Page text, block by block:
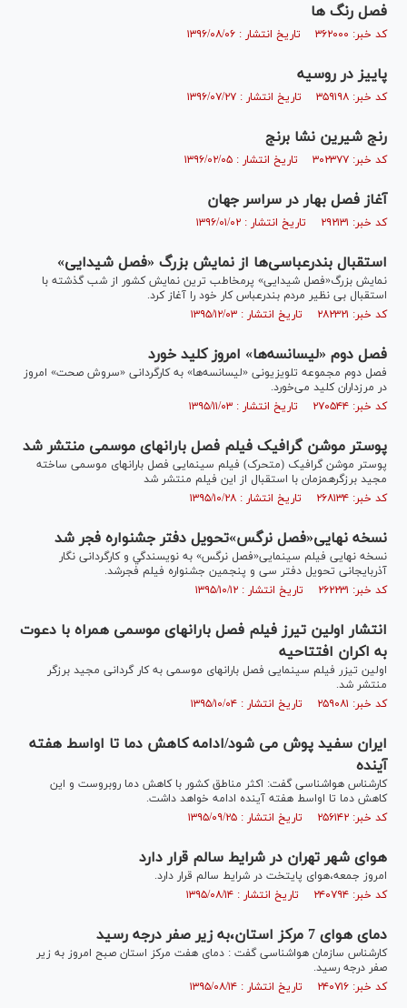
فصل رنگ ها
کد خبر: ۳۶۲۰۰۰ تاریخ انتشار : ۱۳۹۶/۰۸/۰۶
پاییز در روسیه
کد خبر: ۳۵۹۱۹۸ تاریخ انتشار : ۱۳۹۶/۰۷/۲۷
رنج شیرین نشا برنج
کد خبر: ۳۰۲۳۷۷ تاریخ انتشار : ۱۳۹۶/۰۲/۰۵
آغاز فصل بهار در سراسر جهان
کد خبر: ۲۹۲۱۳۱ تاریخ انتشار : ۱۳۹۶/۰۱/۰۲
استقبال بندرعباسی‌ها از نمایش بزرگ «فصل شیدایی»
نمایش بزرگ«فصل شیدایی» پرمخاطب ترین نمایش کشور از شب گذشته با
استقبال بی نظیر مردم بندرعباس کار خود را آغاز کرد.
کد خبر: ۲۸۲۳۲۱ تاریخ انتشار : ۱۳۹۵/۱۲/۰۳
فصل دوم «لیسانسه‌ها» امروز کلید خورد
فصل دوم مجموعه تلویزیونی «لیسانسه‌ها» به کارگردانی «سروش صحت» امروز
در مرزداران کلید می‌خورد.
کد خبر: ۲۷۰۵۴۴ تاریخ انتشار : ۱۳۹۵/۱۱/۰۳
پوستر موشن گرافیک فیلم فصل بارانهای موسمی منتشر شد
پوستر موشن گرافیک (متحرک) فیلم سینمایی فصل بارانهای موسمی ساخته
مجید برزگرهمزمان با استقبال از این فیلم منتشر شد
کد خبر: ۲۶۸۱۳۴ تاریخ انتشار : ۱۳۹۵/۱۰/۲۸
نسخه نهایی«فصل نرگس»تحویل دفتر جشنواره فجر شد
نسخه نهایی فیلم سینمایی«فصل نرگس» به نويسندگي و کارگردانی نگار
آذربایجانی تحویل دفتر سی و پنجمین جشنواره فيلم فجرشد.
کد خبر: ۲۶۲۲۳۱ تاریخ انتشار : ۱۳۹۵/۱۰/۱۲
انتشار اولین تیرز فیلم فصل بارانهای موسمی همراه با دعوت
به اکران افتتاحیه
اولین تیزر فیلم سینمایی فصل بارانهای موسمی به کار گردانی مجید برزگر
منتشر شد.
کد خبر: ۲۵۹۰۸۱ تاریخ انتشار : ۱۳۹۵/۱۰/۰۴
ایران سفید پوش می شود/ادامه کاهش دما تا اواسط هفته
آینده
کارشناس هواشناسی گفت: اکثر مناطق کشور با کاهش دما روبروست و این
کاهش دما تا اواسط هفته آینده ادامه خواهد داشت.
کد خبر: ۲۵۶۱۴۲ تاریخ انتشار : ۱۳۹۵/۰۹/۲۵
هوای شهر تهران در شرایط سالم قرار دارد
امروز جمعه،هوای پایتخت در شرایط سالم قرار دارد.
کد خبر: ۲۴۰۷۹۴ تاریخ انتشار : ۱۳۹۵/۰۸/۱۴
دمای هوای 7 مرکز استان،به زیر صفر درجه رسید
کارشناس سازمان هواشناسی گفت : دمای هفت مرکز استان صبح امروز به زیر
صفر درجه رسید.
کد خبر: ۲۴۰۷۱۶ تاریخ انتشار : ۱۳۹۵/۰۸/۱۴